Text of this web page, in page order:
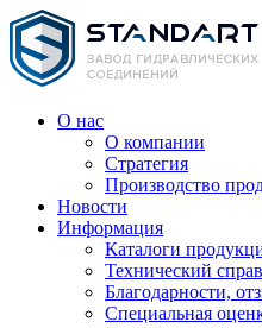
О нас
О компании
Стратегия
Производство
Новости
Информация
Каталоги
Технический
Благодарности,
Специальная